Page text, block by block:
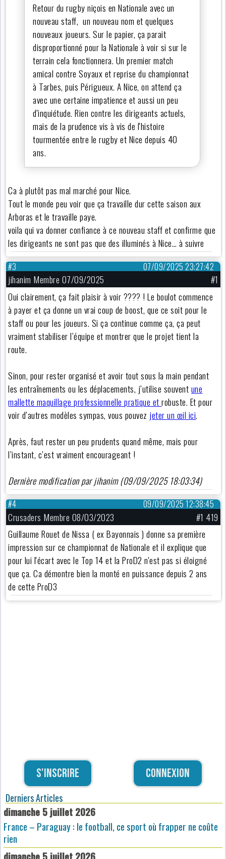
Retour du rugby niçois en Nationale avec un
nouveau staff, un nouveau nom et quelques
nouveaux joueurs. Sur le papier, ça parait
disproportionné pour la Nationale à voir si sur le
terrain cela fonctionnera. Un premier match
amical contre Soyaux et reprise du championnat
à Tarbes, puis Périgueux. A Nice, on attend ça
avec une certaine impatience et aussi un peu
d'inquiétude. Rien contre les dirigeants actuels,
mais de la prudence vis à vis de l'histoire
tourmentée entre le rugby et Nice depuis 40
ans.
Ca à plutôt pas mal marché pour Nice.
Tout le monde peu voir que ça travaille dur cette saison aux
Arboras et le travaille paye.
voila qui va donner confiance à ce nouveau staff et confirme que
les dirigeants ne sont pas que des illuminés à Nice… à suivre
07/09/2025 23:27:42
#3
jihanim Membre 07/09/2025
#1
Oui clairement, ça fait plaisir à voir ???? ! Le boulot commence
à payer et ça donne un vrai coup de boost, que ce soit pour le
staff ou pour les joueurs. Si ça continue comme ça, ça peut
vraiment stabiliser l’équipe et montrer que le projet tient la
route.
Sinon, pour rester organisé et avoir tout sous la main pendant
les entraînements ou les déplacements, j’utilise souventune
mallette maquillage professionnelle pratique etrobuste. Et pour
voir d’autres modèles sympas, vous pouvez jeter un œil ici.
Après, faut rester un peu prudents quand même, mais pour
l’instant, c’est vraiment encourageant !
Dernière modification par jihanim (09/09/2025 18:03:34)
09/09/2025 12:38:45
#4
Crusaders Membre 08/03/2023
#1 419
Guillaume Rouet de Nissa ( ex Bayonnais ) donne sa première
impression sur ce championnat de Nationale et il explique que
pour lui l'écart avec le Top 14 et la ProD2 n'est pas si éloigné
que ça. Ca démontre bien la monté en puissance depuis 2 ans
de cette ProD3
S'inscrire Connexion
Derniers Articles
dimanche 5 juillet 2026
France – Paraguay : le football, ce sport où frapper ne coûte
rien